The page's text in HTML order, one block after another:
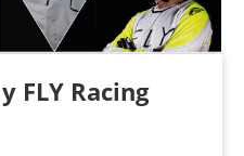
FLY Racing